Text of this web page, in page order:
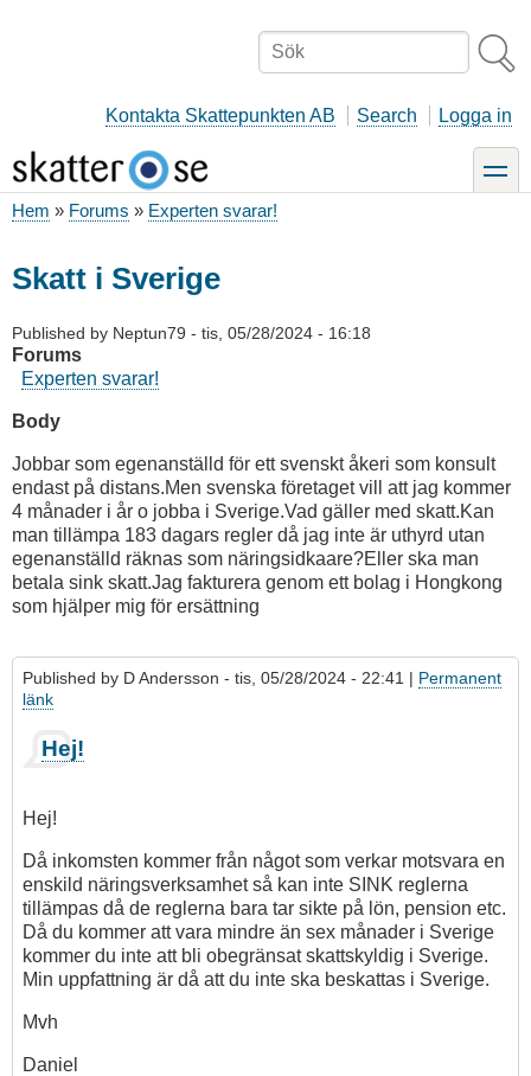
Sök
Kontakta Skattepunkten AB Search Logga in
toggle
Hem Forums Experten svarar!
Skatt i Sverige
Published by Neptun79 - tis, 05/28/2024 - 16:18
Forums
Experten svarar!
Body
Jobbar som egenanställd för ett svenskt åkeri som konsult
endast på distans.Men svenska företaget vill att jag kommer
4 månader i år o jobba i Sverige.Vad gäller med skatt.Kan
man tillämpa 183 dagars regler då jag inte är uthyrd utan
egenanställd räknas som näringsidkaare?Eller ska man
betala sink skatt.Jag fakturera genom ett bolag i Hongkong
som hjälper mig för ersättning
Published by D Andersson - tis, 05/28/2024 - 22:41 | Permanent
länk
Hej!
Hej!
Då inkomsten kommer från något som verkar motsvara en
enskild näringsverksamhet så kan inte SINK reglerna
tillämpas då de reglerna bara tar sikte på lön, pension etc.
Då du kommer att vara mindre än sex månader i Sverige
kommer du inte att bli obegränsat skattskyldig i Sverige.
Min uppfattning är då att du inte ska beskattas i Sverige.
Mvh
Daniel